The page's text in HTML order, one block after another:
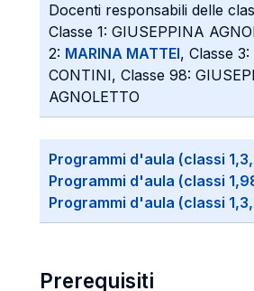
Docenti responsabili delle
Classe 1: GIUSEPPINA
2: MARINA MATTEI, Classe 3:
CONTINI, Classe 98:
AGNOLETTO
Programmi d'aula (classi
Programmi d'aula (classi
Programmi d'aula (classi
Prerequisiti